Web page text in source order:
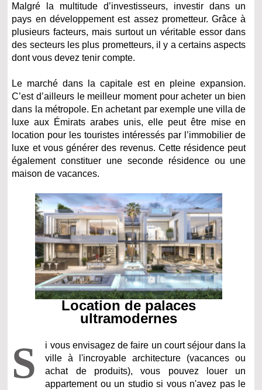
Malgré la multitude d’investisseurs, investir dans un
pays en développement est assez prometteur. Grâce à
plusieurs facteurs, mais surtout un véritable essor dans
des secteurs les plus prometteurs, il y a certains aspects
dont vous devez tenir compte.
Le marché dans la capitale est en pleine expansion.
C’est d’ailleurs le meilleur moment pour acheter un bien
dans la métropole. En achetant par exemple une villa de
luxe aux Émirats arabes unis, elle peut être mise en
location pour les touristes intéressés par l’immobilier de
luxe et vous générer des revenus. Cette résidence peut
également constituer une seconde résidence ou une
maison de vacances.
Location de palaces
ultramodernes
S
i vous envisagez de faire un court séjour dans la
ville à l'incroyable architecture (vacances ou
achat de produits), vous pouvez louer un
appartement ou un studio si vous n'avez pas le